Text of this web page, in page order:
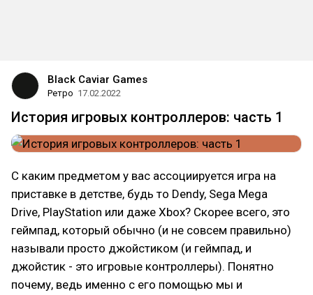
Black Caviar Games
Ретро 17.02.2022
История игровых контроллеров: часть 1
С каким предметом у вас ассоциируется игра на
приставке в детстве, будь то Dendy, Sega Mega
Drive, PlayStation или даже Xbox? Скорее всего, это
геймпад, который обычно (и не совсем правильно)
называли просто джойстиком (и геймпад, и
джойстик - это игровые контроллеры). Понятно
почему, ведь именно с его помощью мы и